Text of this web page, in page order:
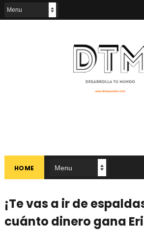
HOME
¡Te vas a ir de
cuánto dinero gana